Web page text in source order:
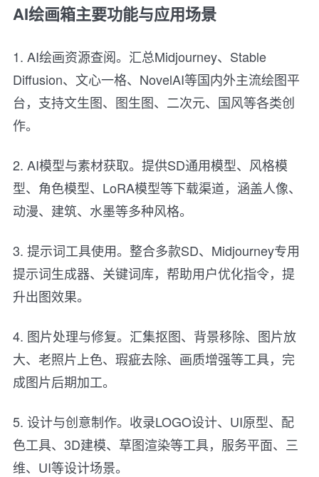
AI绘画箱主要功能与应用场景
1. AI绘画资源查阅。汇总Midjourney、Stable
Diffusion、文心一格、NovelAI等国内外主流绘图平
台，支持文生图、图生图、二次元、国风等各类创
作。
2. AI模型与素材获取。提供SD通用模型、风格模
型、角色模型、LoRA模型等下载渠道，涵盖人像、
动漫、建筑、水墨等多种风格。
3. 提示词工具使用。整合多款SD、Midjourney专用
提示词生成器、关键词库，帮助用户优化指令，提
升出图效果。
4. 图片处理与修复。汇集抠图、背景移除、图片放
大、老照片上色、瑕疵去除、画质增强等工具，完
成图片后期加工。
5. 设计与创意制作。收录LOGO设计、UI原型、配
色工具、3D建模、草图渲染等工具，服务平面、三
维、UI等设计场景。